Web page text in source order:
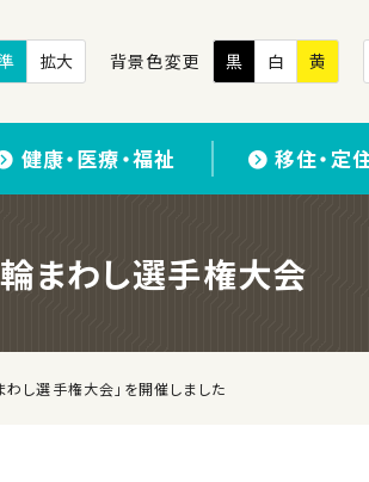
拡大 背景色変更 黒 白 黄
健康・医療・福祉 移住・定
まわし選手権大会
わし選手権大会」を開催しました